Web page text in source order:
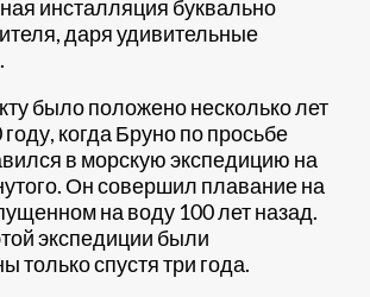
инсталляция буквально
даря удивительные
было положено несколько лет
когда Бруно по просьбе
в морскую экспедицию на
Он совершил плавание на
на воду 100 лет назад.
экспедиции были
только спустя три года.